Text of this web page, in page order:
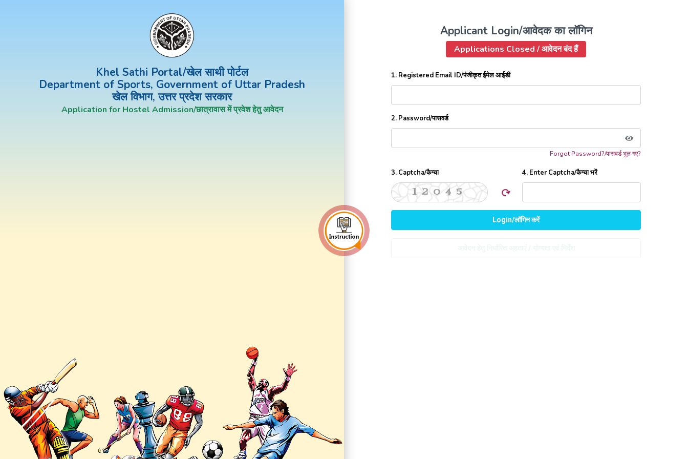
Khel Sathi Portal/खेल साथी पोर्टल
Department of Sports, Government of Uttar Pradesh
खेल विभाग, उत्तर प्रदेश सरकार
Application for Hostel Admission/छात्रावास में प्रवेश हेतु आवेदन
Applicant Login/आवेदक का लॉगिन
Applications Closed / आवेदन बंद हैं
1. Registered Email ID/पंजीकृत ईमेल आईडी
2. Password/पासवर्ड
Forgot Password?/पासवर्ड भूल गए?
3. Captcha/कैप्चा
12045
4. Enter Captcha/कैप्चा भरें
Login/लॉगिन करें